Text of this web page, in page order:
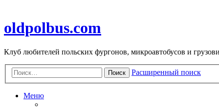
oldpolbus.com
Клуб любителей польских фургонов, микроавтобусов и
Поиск Расширенный поиск
Меню